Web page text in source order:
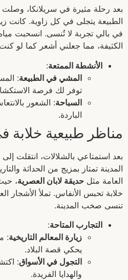
بعد رحلة مثيرة في سريلانكا،
الطبيعة يتجلى في كل زاوية. كانت
في بالي تجربة لا تُنسى. انسحبت مياه
الكثيفة، مما جعلني أشعر كما لو
الأنشطة الممتعة:
المشي في الطبيعة:
توفر لك فرصة
السباحة: الشعور
الباردة.
مناظر طبيعية خلابة
بعد استمتاعي بالشلالات، انتقلت
المدينة تمتاز بمزيج من الحداثة
العامة مثل حديقة لابان العصرية،
خلابة تحبس الأنفاس. تملأ الأشجار
تنسى صخب المدينة.
التجارب المتاحة:
زيارة المعالم التاريخية:
يحكي قصة البلاد.
التجول في الأسواق:
والهدايا الفريدة.